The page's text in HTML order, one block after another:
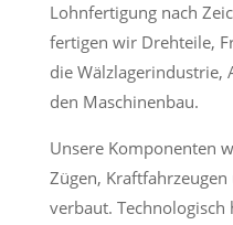
Lohnfertigung nach
fertigen wir Drehteile,
die
den Maschinenbau.
Unsere Komponenten
Zügen,
verbaut.